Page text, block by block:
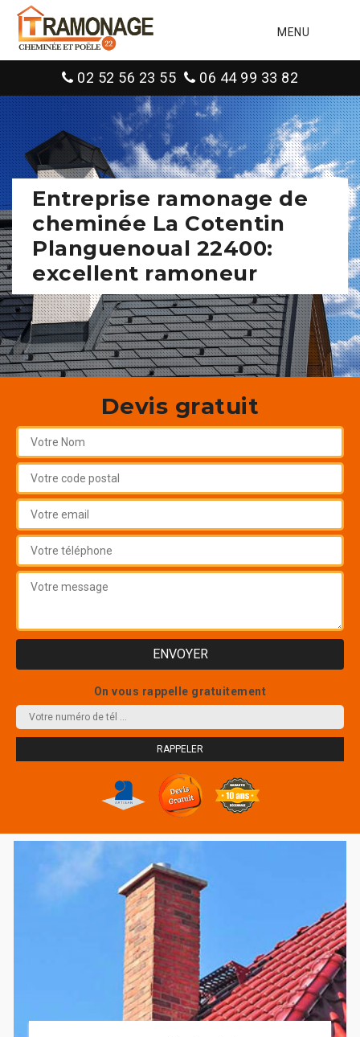
MENU
02 52 56 23 55 06 44 99 33 82
Entreprise ramonage de
cheminée La Cotentin
Planguenoual 22400:
excellent ramoneur
Devis gratuit
On vous rappelle gratuitement